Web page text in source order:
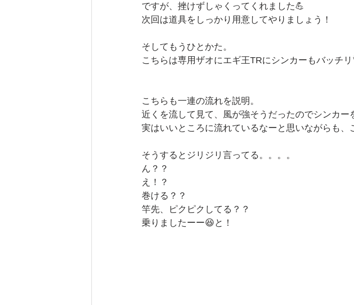
ですが、挫けずしゃくってくれました💪
次回は道具をしっかり用意してやりましょう！
そしてもうひとかた。
こちらは専用ザオにエギ王TRにシンカーもバッチリ
こちらも一連の流れを説明。
近くを流して見て、風が強そうだったのでシンカー
実はいいところに流れているなーと思いながらも、
そうするとジリジリ言ってる。。。。
ん？？
え！？
巻ける？？
竿先、ピクピクしてる？？
乗りましたーー😆と！